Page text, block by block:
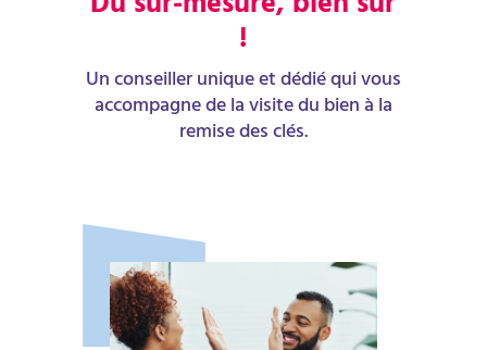
!
Un conseiller unique et dédié qui vous
accompagne de la visite du bien à la
remise des clés.